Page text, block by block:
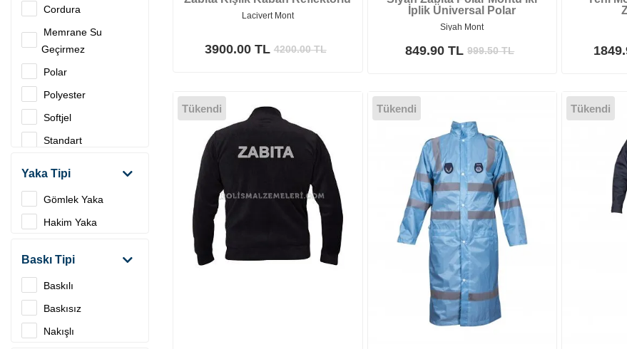
Cordura
Memrane Su
Geçirmez
Polar
Polyester
Softjel
Standart
Yaka Tipi
Gömlek Yaka
Hakim Yaka
Baskı Tipi
Baskılı
Baskısız
Nakışlı
Lacivert Mont
3900.00 TL 4200.00TL
İplik Üniversal Polar
Siyah Mont
849.90 TL999.50TL
Tükendi Tükendi Tükendi